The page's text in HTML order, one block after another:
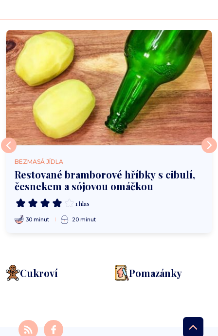
BEZMASÁ JÍDLA
Restované bramborové hříbky s cibulí,
česnekem a sójovou omáčkou
1 hlas
30 minut 20 minut
Cukroví Pomazánky